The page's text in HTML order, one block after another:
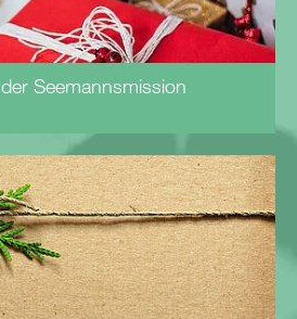
Seemannsmission